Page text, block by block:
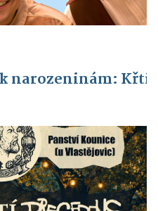
narozeninám: